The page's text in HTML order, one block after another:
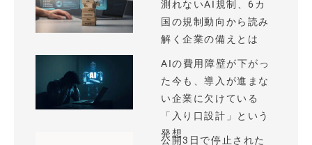
測れないAI規制、6カ
国の規制動向から読み
解く企業の備えとは
AIの費用障壁が下がっ
た今も、導入が進まな
い企業に欠けている
「入り口設計」という
発想
公開3日で停止された